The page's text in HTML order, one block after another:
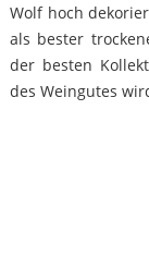
Wolf hoch
als bester
der besten
des Weingutes